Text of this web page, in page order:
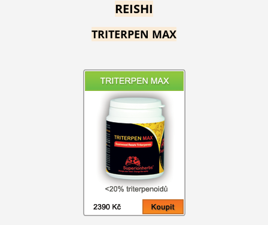
REISHI
TRITERPEN MAX